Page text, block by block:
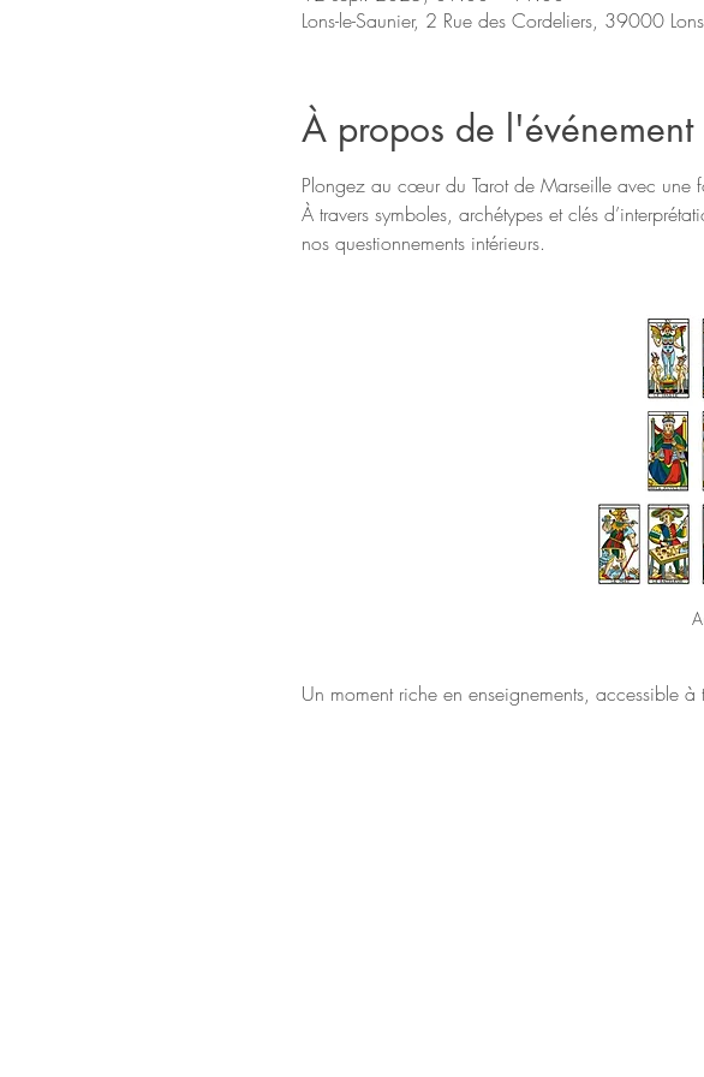
Lons-le-Saunier, 2 Rue des Cordeliers, 39000
À propos de l'événement
Plongez au cœur du Tarot de Marseille avec une
À travers symboles, archétypes et clés
nos questionnements intérieurs.
Un moment riche en enseignements, accessible